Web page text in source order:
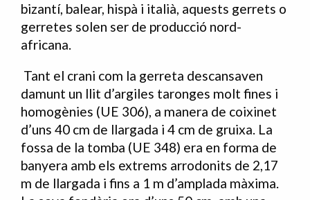
bizantí, balear, hispà i italià, aquests gerrets o
gerretes solen ser de producció nord-
africana.
Tant el crani com la gerreta descansaven
damunt un llit d’argiles taronges molt fines i
homogènies (UE 306), a manera de coixinet
d’uns 40 cm de llargada i 4 cm de gruixa. La
fossa de la tomba (UE 348) era en forma de
banyera amb els extrems arrodonits de 2,17
m de llargada i fins a 1 m d’amplada màxima.